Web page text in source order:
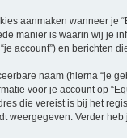
aanmaken wanneer je
manier is waarin wij je
account”) en
naam (hierna “je
voor je account op
die vereist is bij het
weergegeven. Verder